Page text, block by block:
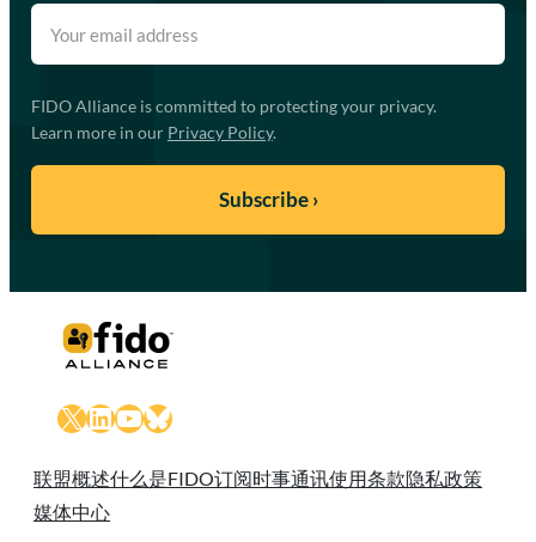
FIDO Alliance is committed to protecting your privacy.
Learn more in our Privacy Policy.
X LinkedIn
YouTube
Bluesky
联盟概述什么是FIDO订阅时事通讯使用条款隐私政策
媒体中心